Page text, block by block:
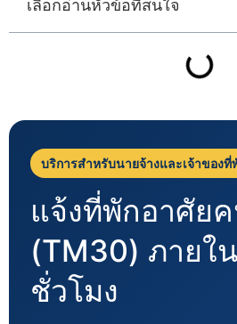
เลือกอ่านหัวข้อที่สนใจ
บริการสำหรับนายจ้างและเจ้าของที่
แจ้งที่พักอาศัย
(TM30) ภายใ
ชั่วโมง